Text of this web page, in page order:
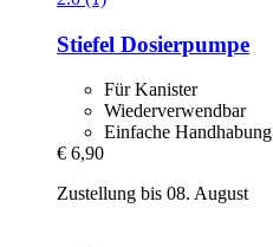
Stiefel Dosierpumpe
Für Kanister
Wiederverwendbar
Einfache Handhabung
€ 6,90
Zustellung bis 08. August